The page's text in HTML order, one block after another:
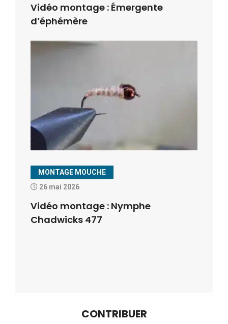
Vidéo montage : Émergente
d’éphémère
MONTAGE MOUCHE
26 mai 2026
Vidéo montage : Nymphe
Chadwicks 477
CONTRIBUER